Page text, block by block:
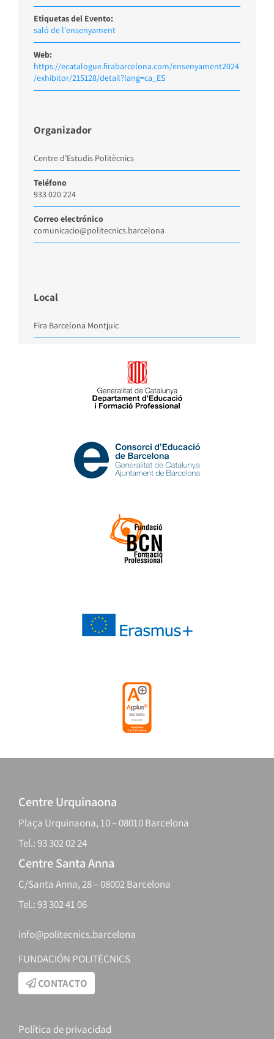
Etiquetas del Evento:
saló de l'ensenyament
Web:
https://ecatalogue.firabarcelona.com/ensenyament2024
/exhibitor/215128/detail?lang=ca_ES
Organizador
Centre d’Estudis Politècnics
Teléfono
933 020 224
Correo electrónico
comunicacio@politecnics.barcelona
Local
Fira Barcelona Montjuic
Centre Urquinaona
Plaça Urquinaona, 10 – 08010 Barcelona
Tel.: 93 302 02 24
Centre Santa Anna
C/Santa Anna, 28 – 08002 Barcelona
Tel.: 93 302 41 06
info@politecnics.barcelona
FUNDACIÓN POLITÈCNICS
CONTACTO
Política de privacidad